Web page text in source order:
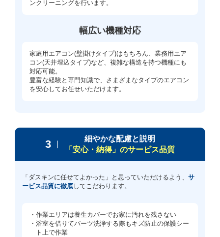
ンクリーニングを行います。
幅広い機種対応
家庭用エアコン(壁掛けタイプ)はもちろん、業務用エア
コン(天井埋込タイプ)など、複雑な構造を持つ機種にも
対応可能。
豊富な経験と専門知識で、さまざまなタイプのエアコン
を安心してお任せいただけます。
3
細やかな配慮と説明
「安心・納得」のサービス品質
「ダスキンに任せてよかった」と思っていただけるよう、 サ
ービス品質に徹底してこだわります。
・作業エリアは養生カバーでお家に汚れを残さない
・浴室を借りてパーツ洗浄する際もキズ防止の保護シー
ト上で作業